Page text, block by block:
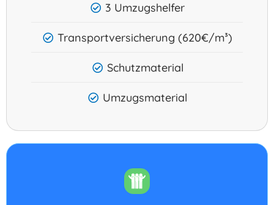
3 Umzugshelfer
Transportversicherung (620€/m³)
Schutzmaterial
Umzugsmaterial